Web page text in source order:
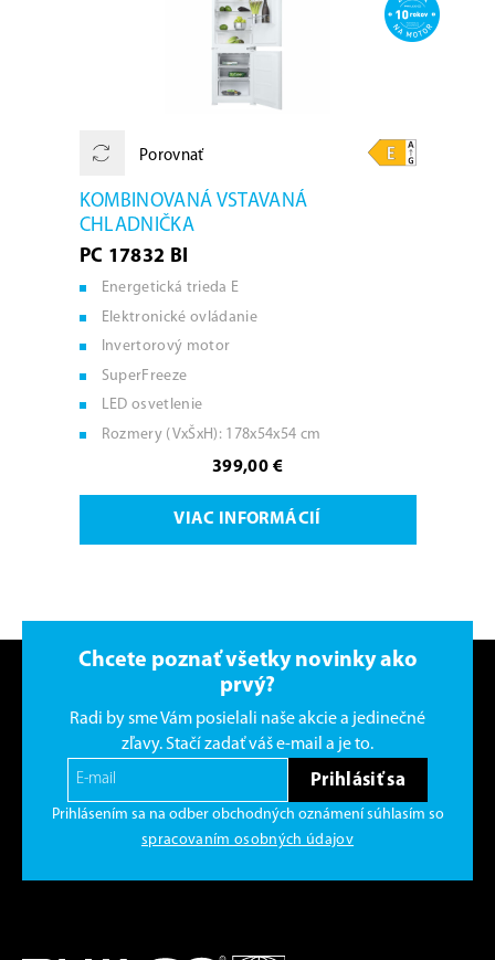
Porovnať
KOMBINOVANÁ VSTAVANÁ
CHLADNIČKA
PC 17832 BI
Energetická trieda E
Elektronické ovládanie
Invertorový motor
SuperFreeze
LED osvetlenie
Rozmery (VxŠxH): 178x54x54 cm
399,00 €
VIAC INFORMÁCIÍ
Chcete poznať všetky novinky ako
prvý?
Radi by sme Vám posielali naše akcie a jedinečné
zľavy. Stačí zadať váš e-mail a je to.
Prihlásiť sa
Prihlásením sa na odber obchodných oznámení súhlasím so
spracovaním osobných údajov